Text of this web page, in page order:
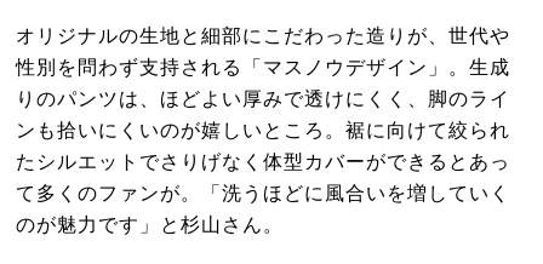
オリジナルの生地と細部にこだわった造りが、世代や
性別を問わず支持される「マスノウデザイン」。生成
りのパンツは、ほどよい厚みで透けにくく、脚のライ
ンも拾いにくいのが嬉しいところ。裾に向けて絞られ
たシルエットでさりげなく体型カバーができるとあっ
て多くのファンが。「洗うほどに風合いを増していく
のが魅力です」と杉山さん。